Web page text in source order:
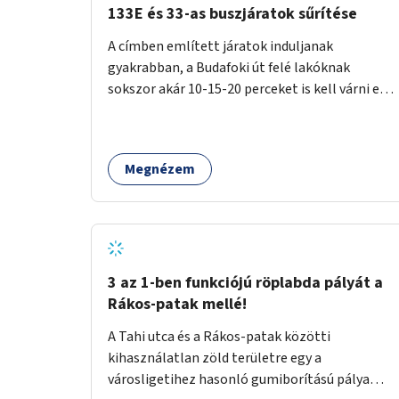
133E és 33-as buszjáratok sűrítése
A címben említett járatok induljanak
gyakrabban, a Budafoki út felé lakóknak
sokszor akár 10-15-20 perceket is kell várni egy
Megnézem
3 az 1-ben funkciójú röplabda pályát a
Rákos-patak mellé!
A Tahi utca és a Rákos-patak közötti
kihasználatlan zöld területre egy a
városligetihez hasonló gumiborítású pálya